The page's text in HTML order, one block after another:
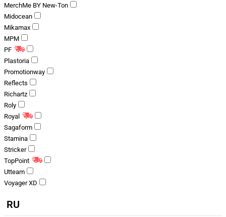
MerchMe BY New-Ton
Midocean
Mikamax
MPM
PF
Plastoria
Promotionway
Reflects
Richartz
Roly
Royal
Sagaform
Stamina
Stricker
TopPoint
Utteam
Voyager XD
RU